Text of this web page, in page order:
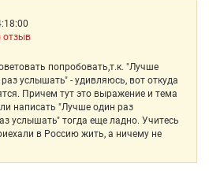
отзыв
попробовать,т.к. "Лучше
услышать" - удивляюсь, вот откуда
Причем тут это выражение и тема
написать "Лучше один раз
услышать" тогда еще ладно. Учитесь
в Россию жить, а ничему не